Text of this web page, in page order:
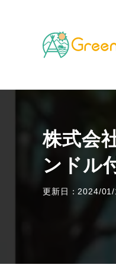
TOP キャン
株式会
ンドル
更新日：2024/